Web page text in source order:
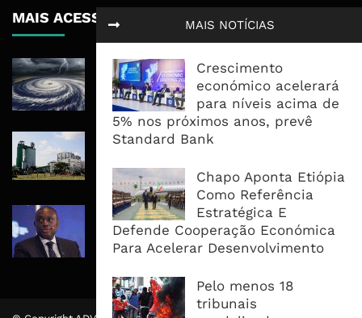
MAIS NOTÍCIAS
Crescimento
económico acelerará
para níveis acima de
5% nos próximos anos, prevê
Standard Bank
Chapo Aponta Etiópia
Como Referência
Estratégica E
Defende Cooperação Económica
Para Acelerar Desenvolvimento
Pelo menos 18
tribunais
MAIS ACESSADOS
Tempestade Tropical GEZANI Poderá
Afectar Mais De Um Milhão De
Pessoas No Centro E Sul ...
Governo admite nova operadora
operações
CEO do Standard Bank pede ao
Governo que “saia do caminho” e
facilite os negócios